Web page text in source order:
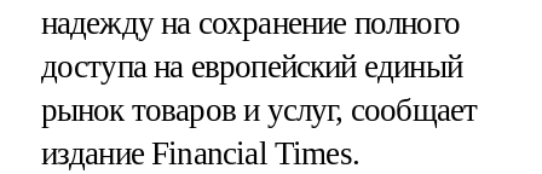
надежду на сохранение полного
доступа на европейский единый
рынок товаров и услуг, сообщает
издание Financial Times.